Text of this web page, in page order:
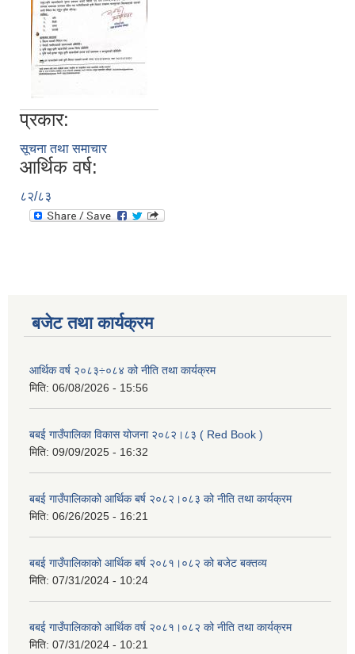
प्रकार:
सूचना तथा समाचार
आर्थिक वर्ष:
८२/८३
बजेट तथा कार्यक्रम
आर्थिक वर्ष २०८३÷०८४ को नीति तथा कार्यक्रम
मिति: 06/08/2026 - 15:56
बबई गाउँपालिका विकास योजना २०८२।८३ ( Red Book )
मिति: 09/09/2025 - 16:32
बबई गाउँपालिकाको आर्थिक बर्ष २०८२।०८३ को नीति तथा कार्यक्रम
मिति: 06/26/2025 - 16:21
बबई गाउँपालिकाको आर्थिक बर्ष २०८१।०८२ को बजेट बक्तव्य
मिति: 07/31/2024 - 10:24
बबई गाउँपालिकाको आर्थिक वर्ष २०८१।०८२ को नीति तथा कार्यक्रम
मिति: 07/31/2024 - 10:21